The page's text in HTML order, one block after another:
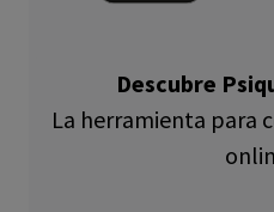
Descubre
La herramienta para